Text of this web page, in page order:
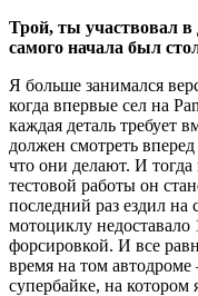
Трой, ты участвовал в
самого начала был
Я больше занимался
когда впервые сел на
каждая деталь требует
должен смотреть
что они делают. И
тестовой работы он
последний раз ездил
мотоциклу
форсировкой. И все
время на том
супербайке, на котором